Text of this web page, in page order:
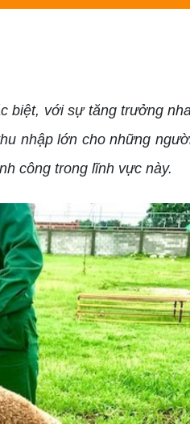
biệt, với sự tăng trưởng
nhập lớn cho những
công trong lĩnh vực này.